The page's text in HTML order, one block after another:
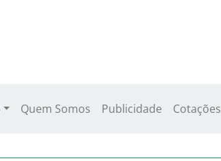
Quem Somos Publicidade Cotações